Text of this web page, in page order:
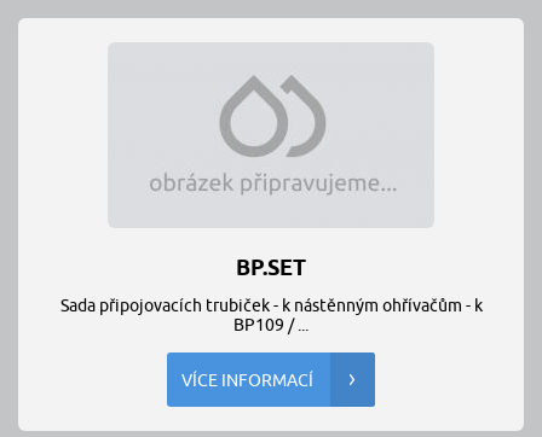
BP.SET
Sada připojovacích trubiček - k nástěnným ohřívačům - k
BP109 / ...
VÍCE INFORMACÍ